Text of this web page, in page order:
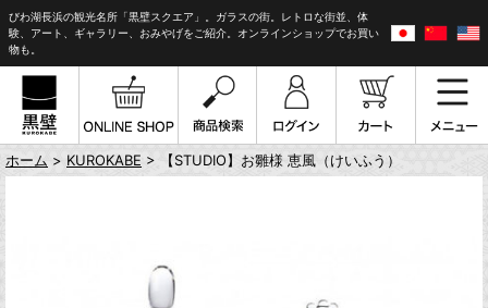
びわ湖長浜の観光名所「黒壁スクエア」。ガラスの街。レトロな街並、体
験、アート、ギャラリー、おみやげをご紹介。オンラインショップでお買い
物も。
ホーム > KUROKABE > 【STUDIO】お雛様 恵風（けいふう）